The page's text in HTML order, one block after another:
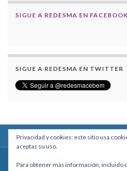
SIGUE A REDESMA EN FACEBOOK
SIGUE A REDESMA EN TWITTER
Calle Macario Pinilla # 2588 esq. Av. Arce,
Privacidad y cookies: este sitio usa
aceptas su uso.
Para obtener más información, incluido